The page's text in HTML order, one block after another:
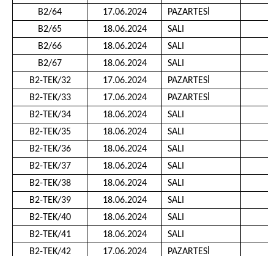
B2/64 17.06.2024 PAZARTESİ
B2/65
18.06.2024 SALI
B2/66
18.06.2024 SALI
B2/67
18.06.2024 SALI
B2-TEK/32
17.06.2024 PAZARTESİ
B2-TEK/33
17.06.2024 PAZARTESİ
B2-TEK/34
18.06.2024 SALI
B2-TEK/35
18.06.2024 SALI
B2-TEK/36
18.06.2024 SALI
B2-TEK/37
18.06.2024 SALI
B2-TEK/38
18.06.2024 SALI
B2-TEK/39
18.06.2024 SALI
B2-TEK/40
18.06.2024 SALI
B2-TEK/41
18.06.2024 SALI
B2-TEK/42
17.06.2024 PAZARTESİ